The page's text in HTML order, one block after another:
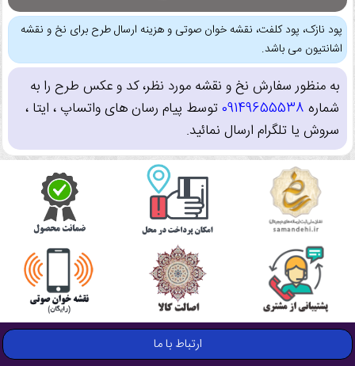
پود نازک، پود کلفت، نقشه خوان صوتی و هزینه ارسال طرح برای نخ و نقشه
اشانتیون می باشد.
به منظور سفارش نخ و نقشه مورد نظر، کد و عکس طرح را به
شماره 09149655538توسط پیام رسان های واتساپ ، ایتا ،
سروش یا تلگرام ارسال نمائید.
ارتباط با ما